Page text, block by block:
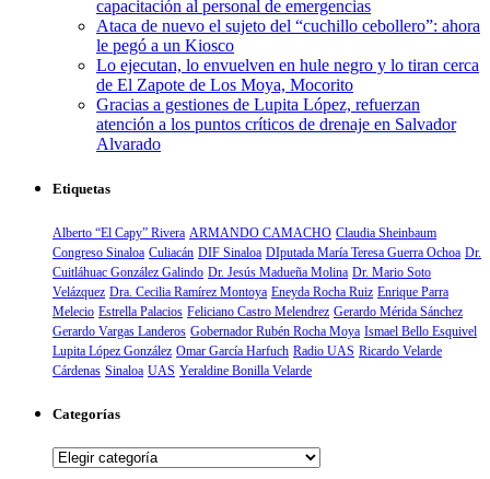
capacitación al personal de emergencias
Ataca de nuevo el sujeto del “cuchillo cebollero”: ahora
le pegó a un Kiosco
Lo ejecutan, lo envuelven en hule negro y lo tiran cerca
de El Zapote de Los Moya, Mocorito
Gracias a gestiones de Lupita López, refuerzan
atención a los puntos críticos de drenaje en Salvador
Alvarado
Etiquetas
Alberto “El Capy” Rivera ARMANDO CAMACHO Claudia Sheinbaum
Congreso Sinaloa Culiacán DIF Sinaloa DIputada María Teresa Guerra Ochoa Dr.
Cuitláhuac González Galindo Dr. Jesús Madueña Molina Dr. Mario Soto
Velázquez Dra. Cecilia Ramírez Montoya Eneyda Rocha Ruiz Enrique Parra
Melecio Estrella Palacios Feliciano Castro Melendrez Gerardo Mérida Sánchez
Gerardo Vargas Landeros Gobernador Rubén Rocha Moya Ismael Bello Esquivel
Lupita López González Omar García Harfuch Radio UAS Ricardo Velarde
Cárdenas Sinaloa UAS Yeraldine Bonilla Velarde
Categorías